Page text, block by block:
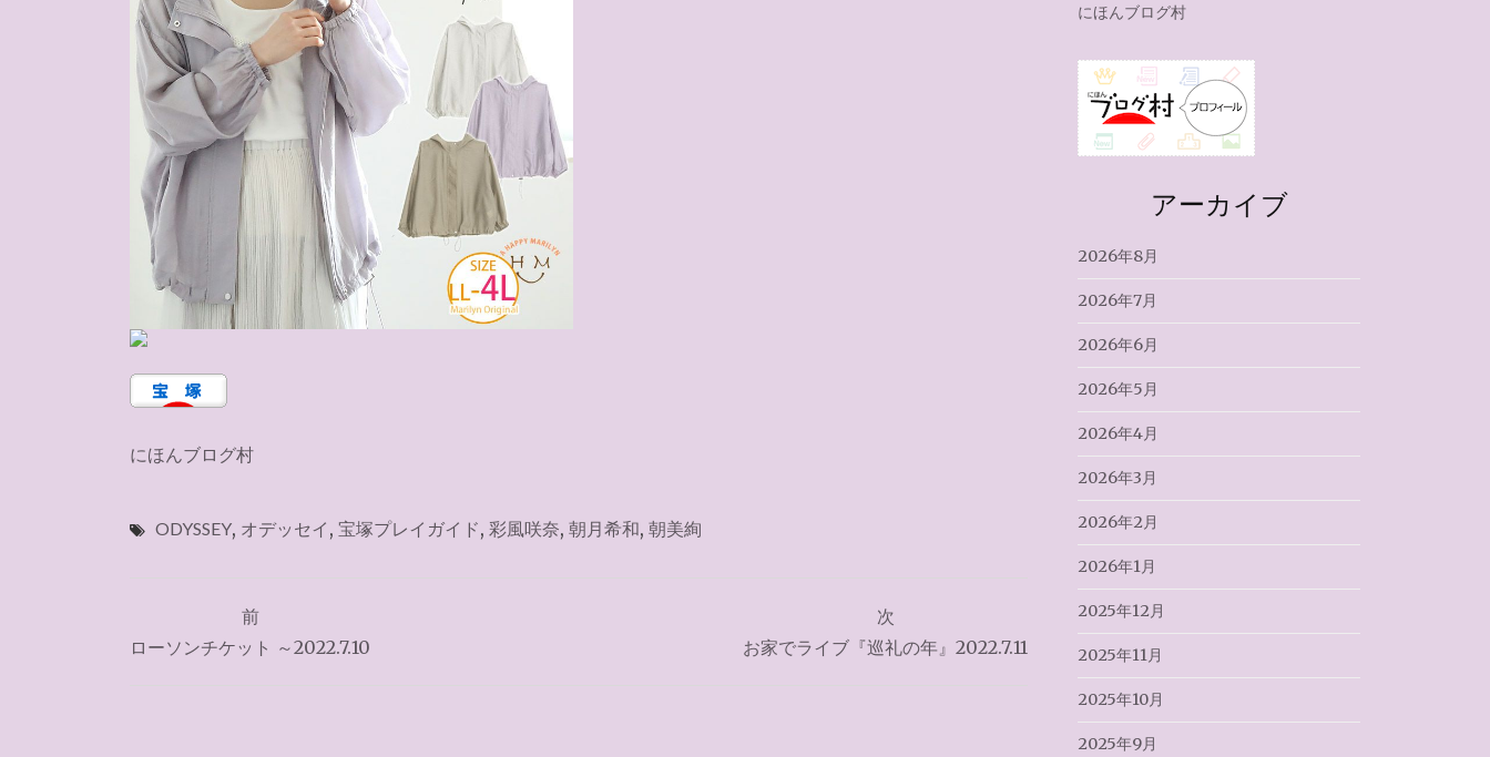
にほんブログ村
ODYSSEY, オデッセイ , 宝塚プレイガイド, 彩風咲奈, 朝月希和, 朝美絢
稿
前
ローソンチケット ～2022.7.10
次
お家でライブ『巡礼の年』2022.7.11
にほんブログ村
アーカイブ
2026年8月
2026年7月
2026年6月
2026年5月
2026年4月
2026年3月
2026年2月
2026年1月
2025年12月
2025年11月
2025年10月
2025年9月